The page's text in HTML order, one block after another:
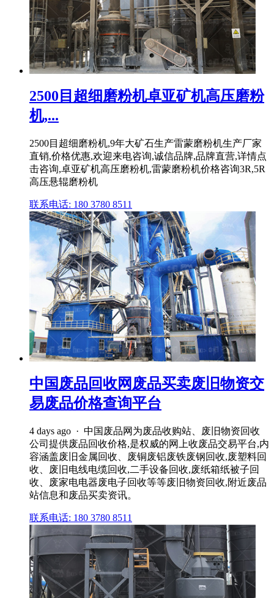
2500目超细磨粉机卓亚矿机高压磨粉
机,...
2500目超细磨粉机,9年大矿石生产雷蒙磨粉机生产厂家
直销,价格优惠,欢迎来电咨询,诚信品牌,品牌直营,详情点
击咨询,卓亚矿机高压磨粉机,雷蒙磨粉机价格咨询3R,5R
高压悬辊磨粉机
联系电话: 180 3780 8511
中国废品回收网废品买卖废旧物资交
易废品价格查询平台
4 days ago · 中国废品网为废品收购站、废旧物资回收
公司提供废品回收价格,是权威的网上收废品交易平台,内
容涵盖废旧金属回收、废铜废铝废铁废钢回收,废塑料回
收、废旧电线电缆回收,二手设备回收,废纸箱纸被子回
收、废家电电器废电子回收等等废旧物资回收,附近废品
站信息和废品买卖资讯。
联系电话: 180 3780 8511